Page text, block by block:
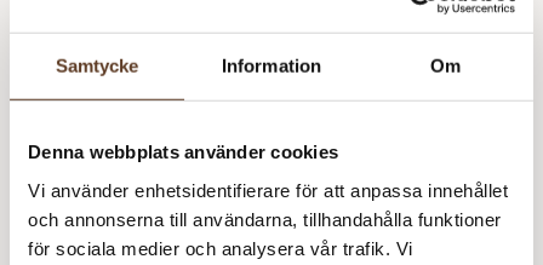
Samtycke Information Om
Denna webbplats använder cookies
Vi använder enhetsidentifierare för att anpassa innehållet
och annonserna till användarna, tillhandahålla funktioner
för sociala medier och analysera vår trafik. Vi
Art.nr: OT-7800-0
Tygkasse
Garn
mängd
Lägg till i varukorg